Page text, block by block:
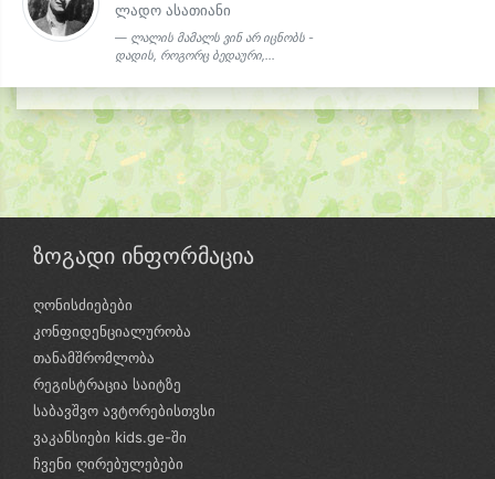
ლადო ასათიანი
ლალის მამალს ვინ არ იცნობს -
დადის, როგორც ბედაური,...
ზოგადი ინფორმაცია
ღონისძიებები
კონფიდენციალურობა
თანამშრომლობა
რეგისტრაცია საიტზე
საბავშვო ავტორებისთვსი
ვაკანსიები kids.ge-ში
ჩვენი ღირებულებები